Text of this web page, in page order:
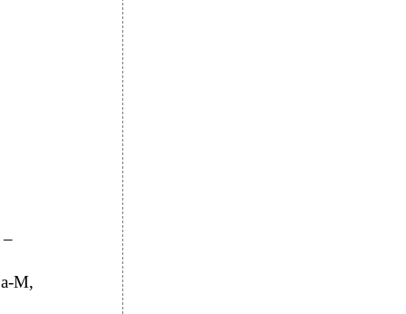
–
М,